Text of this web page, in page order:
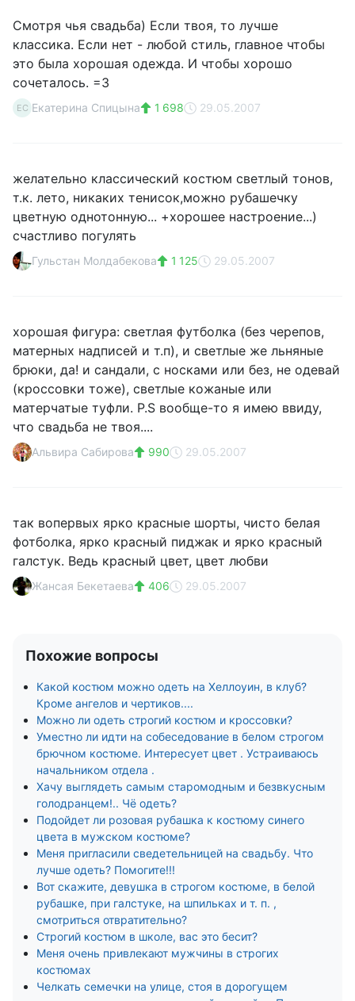
Смотря чья свадьба) Если твоя, то лучше
классика. Если нет - любой стиль, главное чтобы
это была хорошая одежда. И чтобы хорошо
сочеталось. =З
ЕС Екатерина Спицына 1 698 29.05.2007
желательно классический костюм светлый тонов,
т.к. лето, никаких тенисок,можно рубашечку
цветную однотонную... +хорошее настроение...)
счастливо погулять
Гульстан Молдабекова 1 125 29.05.2007
хорошая фигура: светлая футболка (без черепов,
матерных надписей и т.п), и светлые же льняные
брюки, да! и сандали, с носками или без, не одевай
(кроссовки тоже), светлые кожаные или
матерчатые туфли. P.S вообще-то я имею ввиду,
что свадьба не твоя....
Альвира Сабирова 990 29.05.2007
так вопервых ярко красные шорты, чисто белая
фотболка, ярко красный пиджак и ярко красный
галстук. Ведь красный цвет, цвет любви
Жансая Бекетаева 406 29.05.2007
Похожие вопросы
Какой костюм можно одеть на Хеллоуин, в клуб?
Кроме ангелов и чертиков....
Можно ли одеть строгий костюм и кроссовки?
Уместно ли идти на собеседование в белом строгом
брючном костюме. Интересует цвет . Устраиваюсь
начальником отдела .
Хачу выглядеть самым старомодным и безвкусным
голодранцем!.. Чё одеть?
Подойдет ли розовая рубашка к костюму синего
цвета в мужском костюме?
Меня пригласили сведетельницей на свадьбу. Что
лучше одеть? Помогите!!!
Вот скажите, девушка в строгом костюме, в белой
рубашке, при галстуке, на шпильках и т. п. ,
смотриться отвратительно?
Строгий костюм в школе, вас это бесит?
Меня очень привлекают мужчины в строгих
костюмах
Челкать семечки на улице, стоя в дорогущем